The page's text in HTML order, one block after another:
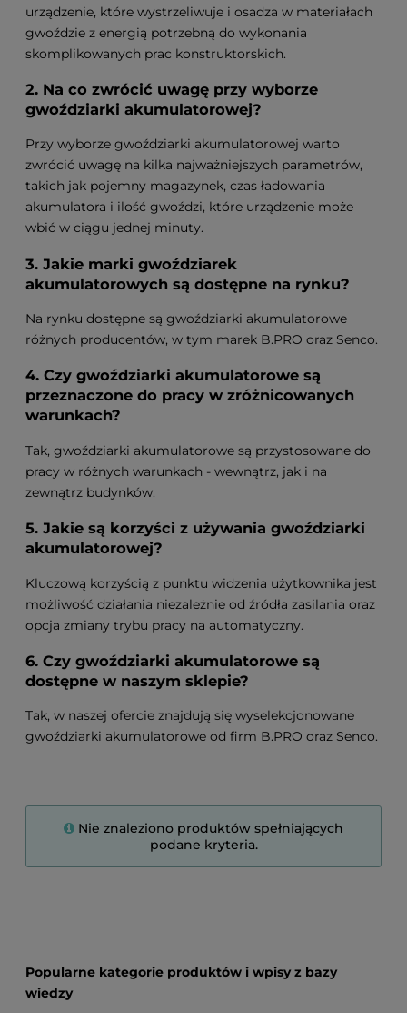
Nie znaleziono produktów spełniających
podane kryteria.
urządzenie, które wystrzeliwuje i osadza w materiałach
gwoździe z energią potrzebną do wykonania
skomplikowanych prac konstruktorskich.
2. Na co zwrócić uwagę przy wyborze
gwoździarki akumulatorowej?
Przy wyborze gwoździarki akumulatorowej warto
zwrócić uwagę na kilka najważniejszych parametrów,
takich jak pojemny magazynek, czas ładowania
akumulatora i ilość gwoździ, które urządzenie może
wbić w ciągu jednej minuty.
3. Jakie marki gwoździarek
akumulatorowych są dostępne na rynku?
Na rynku dostępne są gwoździarki akumulatorowe
różnych producentów, w tym marek B.PRO oraz Senco.
4. Czy gwoździarki akumulatorowe są
przeznaczone do pracy w zróżnicowanych
warunkach?
Tak, gwoździarki akumulatorowe są przystosowane do
pracy w różnych warunkach - wewnątrz, jak i na
zewnątrz budynków.
5. Jakie są korzyści z używania gwoździarki
akumulatorowej?
Kluczową korzyścią z punktu widzenia użytkownika jest
możliwość działania niezależnie od źródła zasilania oraz
opcja zmiany trybu pracy na automatyczny.
6. Czy gwoździarki akumulatorowe są
dostępne w naszym sklepie?
Tak, w naszej ofercie znajdują się wyselekcjonowane
gwoździarki akumulatorowe od firm B.PRO oraz Senco.
Popularne kategorie produktów i wpisy z bazy
wiedzy